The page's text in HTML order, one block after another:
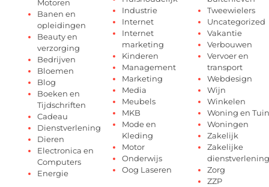
Motoren
Banen en
opleidingen
Beauty en
verzorging
Bedrijven
Bloemen
Blog
Boeken en
Tijdschriften
Cadeau
Dienstverlening
Dieren
Electronica en
Computers
Energie
Industrie
Internet
Internet
marketing
Kinderen
Management
Marketing
Media
Meubels
MKB
Mode en
Kleding
Motor
Onderwijs
Oog Laseren
Tweewielers
Uncategorized
Vakantie
Verbouwen
Vervoer en
transport
Webdesign
Wijn
Winkelen
Woning en Tuin
Woningen
Zakelijk
Zakelijke
dienstverlening
Zorg
ZZP